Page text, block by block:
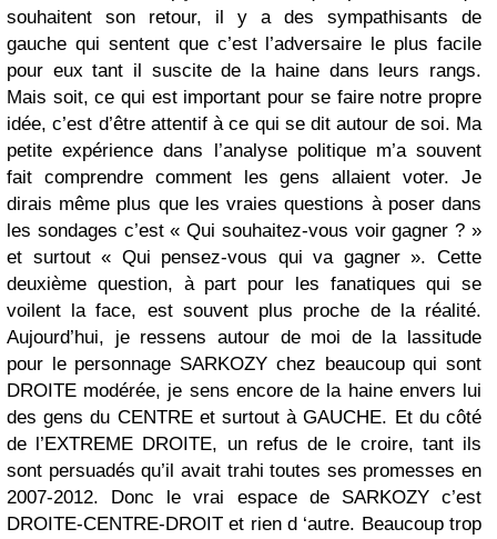
souhaitent son retour, il y a des sympathisants de
gauche qui sentent que c’est l’adversaire le plus facile
pour eux tant il suscite de la haine dans leurs rangs.
Mais soit, ce qui est important pour se faire notre propre
idée, c’est d’être attentif à ce qui se dit autour de soi. Ma
petite expérience dans l’analyse politique m’a souvent
fait comprendre comment les gens allaient voter. Je
dirais même plus que les vraies questions à poser dans
les sondages c’est « Qui souhaitez-vous voir gagner ? »
et surtout « Qui pensez-vous qui va gagner ». Cette
deuxième question, à part pour les fanatiques qui se
voilent la face, est souvent plus proche de la réalité.
Aujourd’hui, je ressens autour de moi de la lassitude
pour le personnage SARKOZY chez beaucoup qui sont
DROITE modérée, je sens encore de la haine envers lui
des gens du CENTRE et surtout à GAUCHE. Et du côté
de l’EXTREME DROITE, un refus de le croire, tant ils
sont persuadés qu’il avait trahi toutes ses promesses en
2007-2012. Donc le vrai espace de SARKOZY c’est
DROITE-CENTRE-DROIT et rien d ‘autre. Beaucoup trop